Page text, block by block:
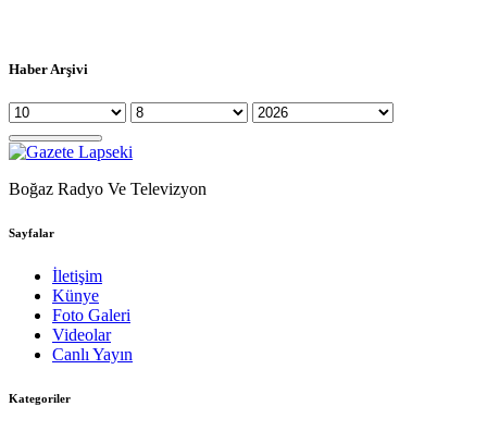
Haber Arşivi
Boğaz Radyo Ve Televizyon
Sayfalar
İletişim
Künye
Foto Galeri
Videolar
Canlı Yayın
Kategoriler